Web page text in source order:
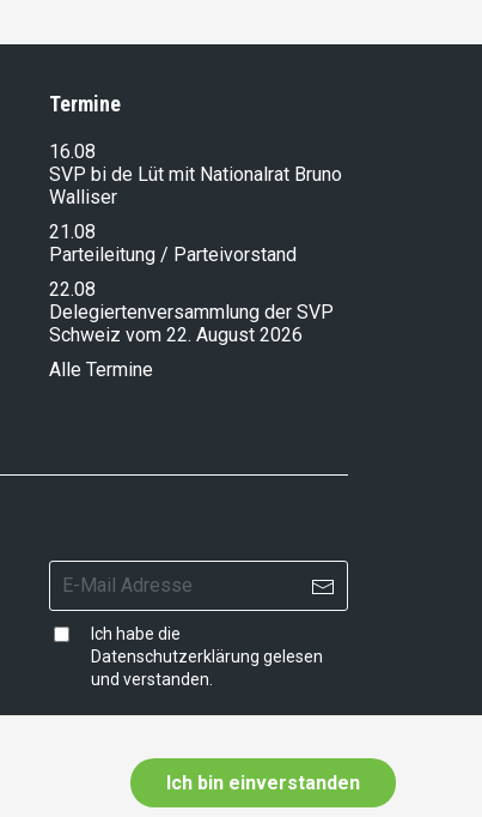
Termine
16.08
SVP bi de Lüt mit Nationalrat Bruno
Walliser
21.08
Parteileitung / Parteivorstand
22.08
Delegiertenversammlung der SVP
Schweiz vom 22. August 2026
Alle Termine
Ich habe die
Datenschutzerklärung gelesen
und verstanden.
Ich bin einverstanden